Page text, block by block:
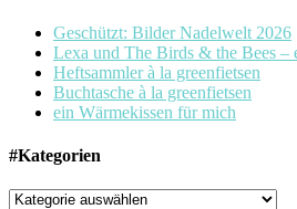
Geschützt: Bilder Nadelwelt 2026
Lexa und The Birds & the Bees –
Heftsammler à la greenfietsen
Buchtasche à la greenfietsen
ein Wärmekissen für mich
#Kategorien
#Kategorien